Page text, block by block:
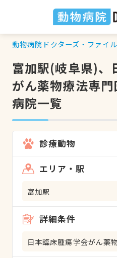
動物病院ドクターズ・ファイル
富加駅(岐阜県)、
がん薬物療法専
病院一覧
診療動物
エリア・駅
富加駅
詳細条件
日本臨床腫瘍学会がん薬